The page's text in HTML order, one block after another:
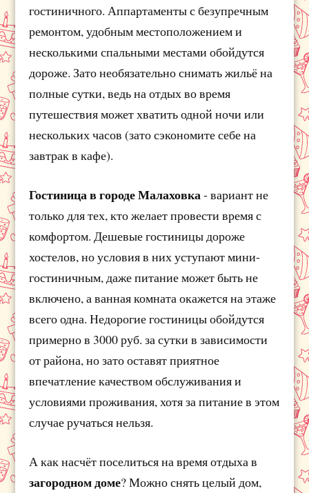
гостиничного. Аппартаменты с безупречным
ремонтом, удобным местоположением и
несколькими спальными местами обойдутся
дороже. Зато необязательно снимать жильё на
полные сутки, ведь на отдых во время
путешествия может хватить одной ночи или
нескольких часов (зато сэкономите себе на
завтрак в кафе).
Гостиница в городе Малаховка- вариант не
только для тех, кто желает провести время с
комфортом. Дешевые гостиницы дороже
хостелов, но условия в них уступают мини-
гостиничным, даже питание может быть не
включено, а ванная комната окажется на этаже
всего одна. Недорогие гостиницы обойдутся
примерно в 3000 руб. за сутки в зависимости
от района, но зато оставят приятное
впечатление качеством обслуживания и
условиями проживания, хотя за питание в этом
случае ручаться нельзя.
А как насчёт поселиться на время отдыха в
загородном доме? Можно снять целый дом,